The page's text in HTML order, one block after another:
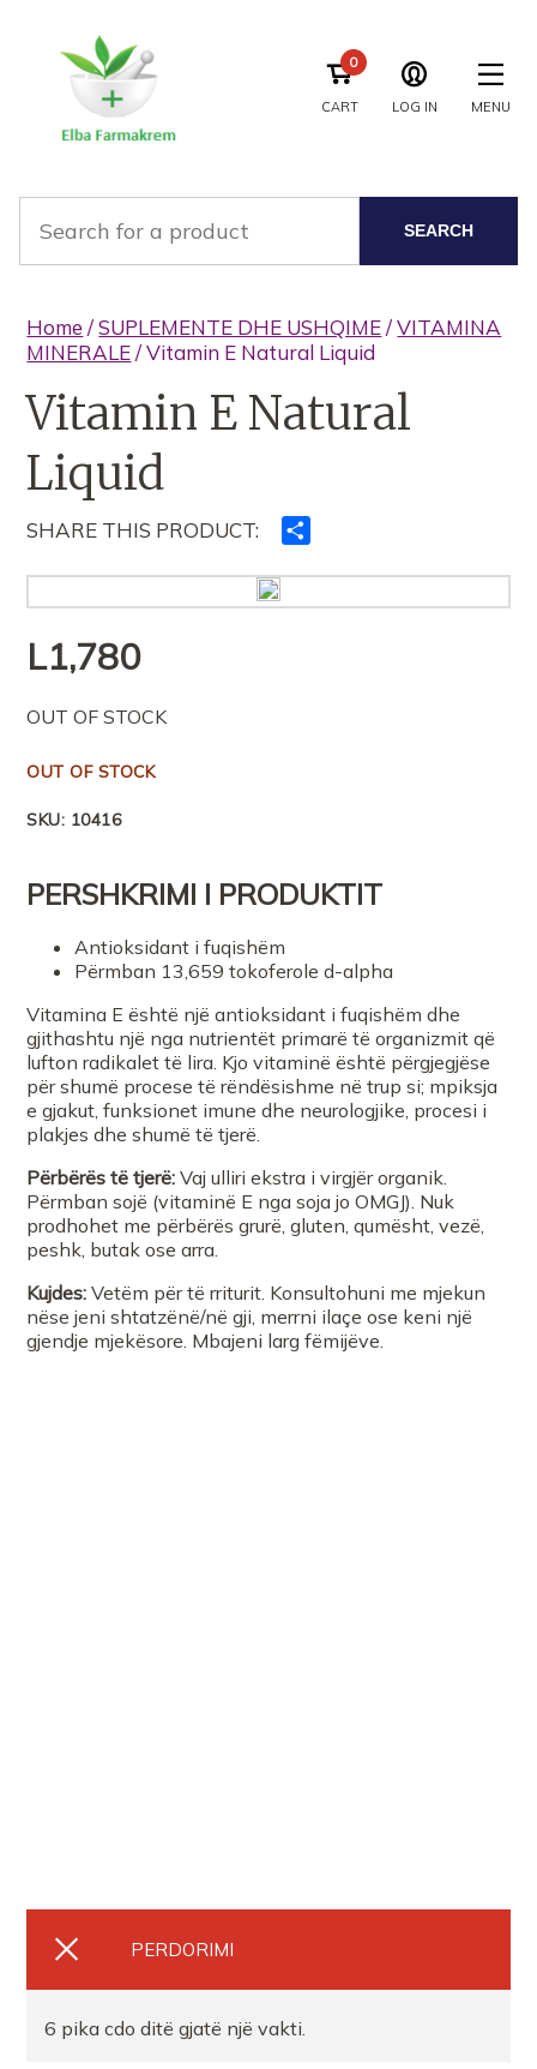
CART
0
LOG IN MENU
SEARCH
Home /SUPLEMENTE DHE USHQIME/VITAMINA
MINERALE/ Vitamin E Natural Liquid
Vitamin E Natural
Liquid
SHARE THIS PRODUCT:
tjerët
L1,780
OUT OF STOCK
OUT OF STOCK
SKU: 10416
PERSHKRIMI I PRODUKTIT
Antioksidant i fuqishëm
Përmban 13,659 tokoferole d-alpha
Vitamina E është një antioksidant i fuqishëm dhe
gjithashtu një nga nutrientët primarë të organizmit që
lufton radikalet të lira. Kjo vitaminë është përgjegjëse
për shumë procese të rëndësishme në trup si; mpiksja
e gjakut, funksionet imune dhe neurologjike, procesi i
plakjes dhe shumë të tjerë.
Përbërës të tjerë: Vaj ulliri ekstra i virgjër organik.
Përmban sojë (vitaminë E nga soja jo OMGJ). Nuk
prodhohet me përbërës grurë, gluten, qumësht, vezë,
peshk, butak ose arra.
Kujdes: Vetëm për të rriturit. Konsultohuni me mjekun
nëse jeni shtatzënë/në gji, merrni ilaçe ose keni një
gjendje mjekësore. Mbajeni larg fëmijëve.
PERDORIMI
6 pika cdo ditë gjatë një vakti.